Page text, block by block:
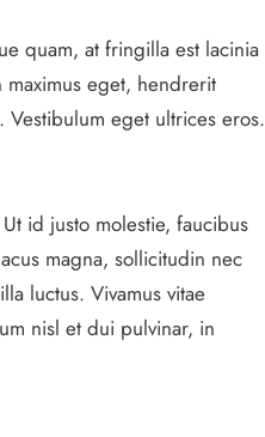
quam, at fringilla est lacinia
eget, hendrerit
eget ultrices eros.
id justo molestie, faucibus
magna, sollicitudin nec
luctus. Vivamus vitae
nisl et dui pulvinar, in